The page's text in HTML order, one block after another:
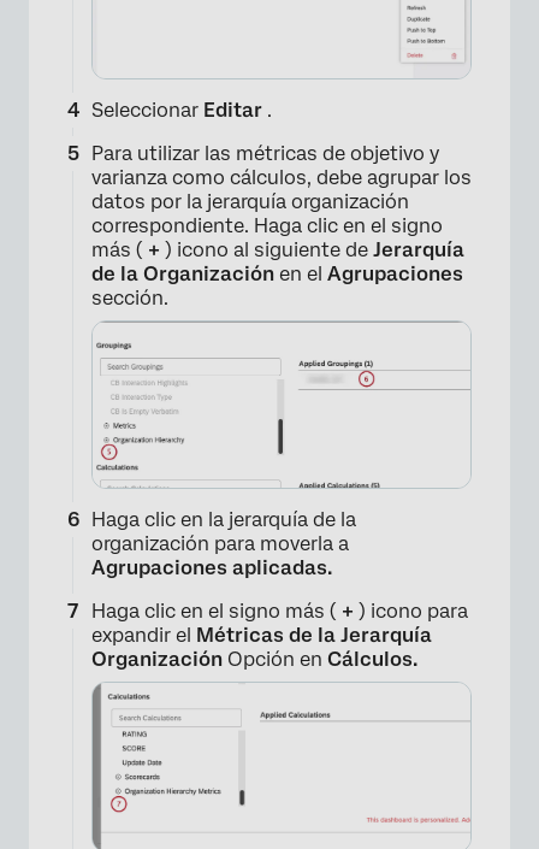
×
Seleccionar Editar .
Para utilizar las métricas de objetivo y
varianza como cálculos, debe agrupar los
datos por la jerarquía organización
correspondiente. Haga clic en el signo
más ( + ) icono al siguiente de Jerarquía
de la Organización en el Agrupaciones
sección.
Haga clic en la jerarquía de la
organización para moverla a
Agrupaciones aplicadas.
Haga clic en el signo más ( + ) icono para
expandir el Métricas de la Jerarquía
Organización Opción en Cálculos.